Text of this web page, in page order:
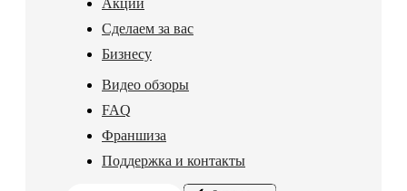
Сделаем за вас
Бизнесу
Видео обзоры
FAQ
Франшиза
Поддержка и контакты